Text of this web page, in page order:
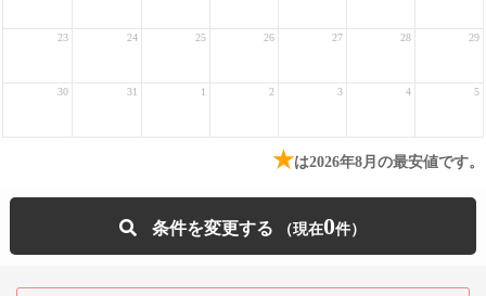
23 24 25 26 27 28 29
30 31 1 2 3 4 5
★は2026年8月の最安値です。
条件を変更する 0